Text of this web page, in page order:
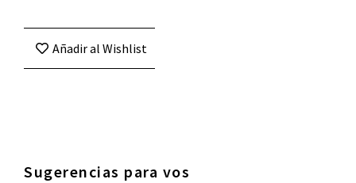
Añadir al Wishlist
Sugerencias para vos